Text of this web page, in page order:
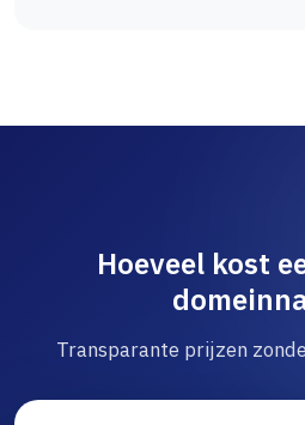
Hoeveel kost
Transparante prijzen